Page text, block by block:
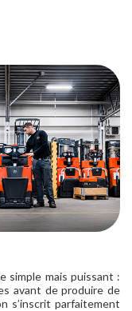
simple mais puissant :
avant de produire de
s’inscrit parfaitement